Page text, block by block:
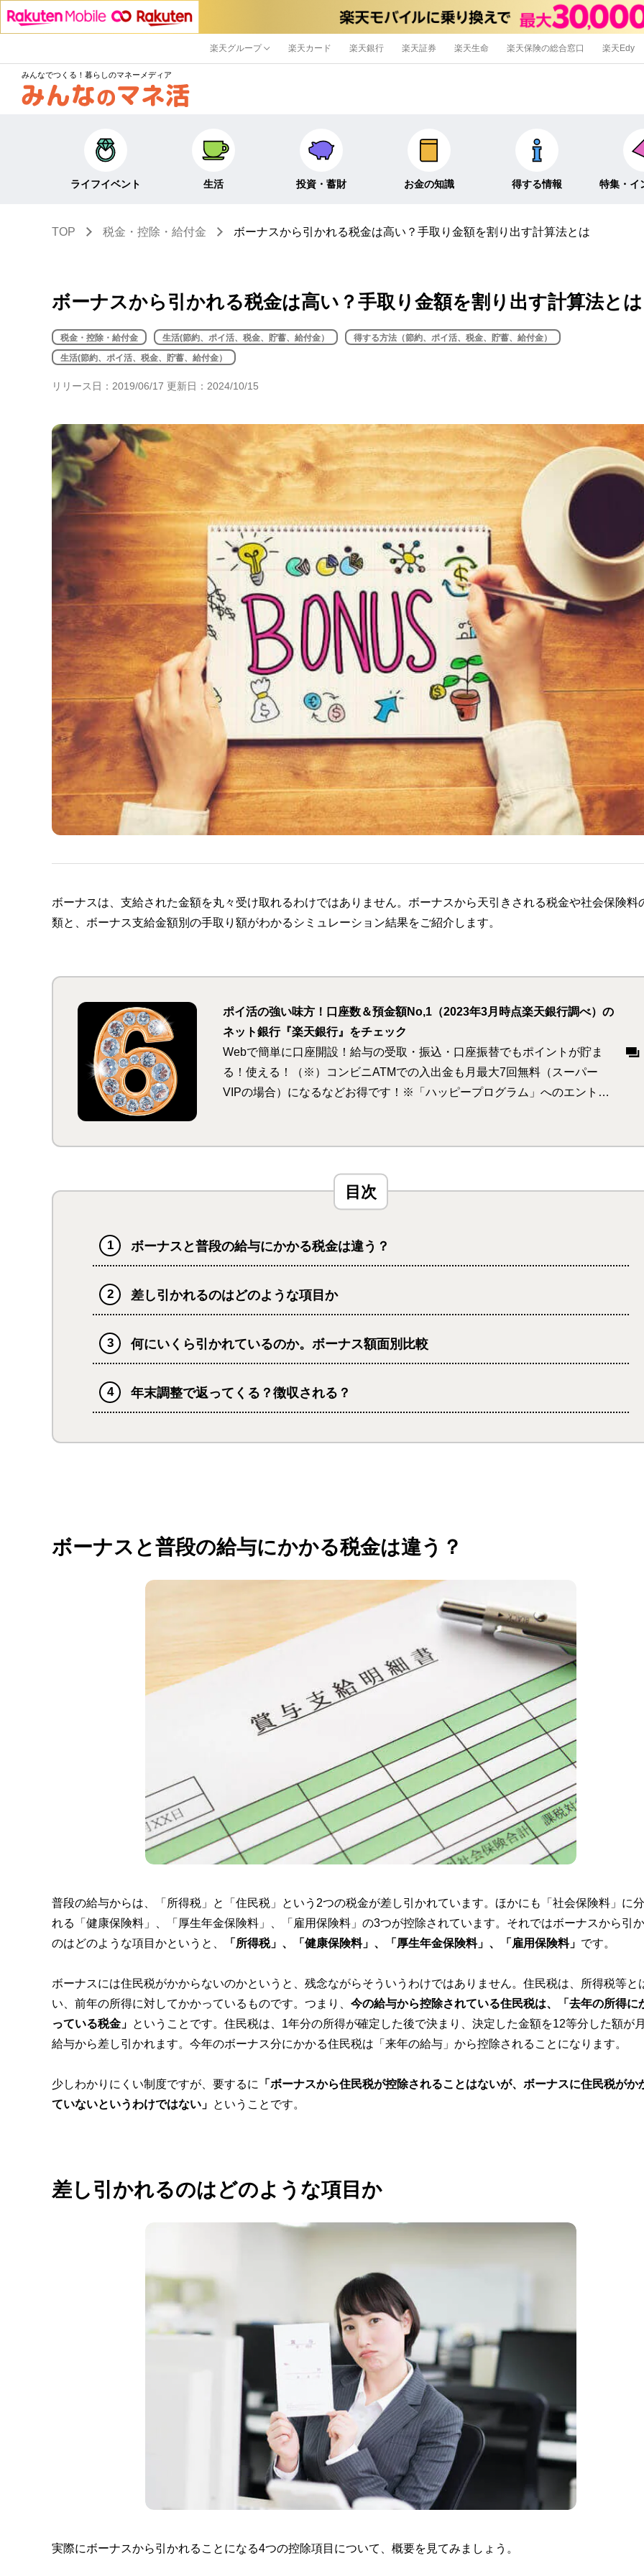
楽天グループ 楽天カード 楽天銀行 楽天証券 楽天生命 楽天保険の総合窓口 楽天Edy
みんなでつくる！暮らしのマネーメディア
ライフイベント
キャリア・働き方
生活・住まい
年金・老後・相続
生活
キャッシュレス
税金・控除・給付金
健康・身体・保険
投資・蓄財
株式・投資信託
NISA
iDeCo・そのほか投資
お金の知識
経済キーワード
得する情報
ポイ活・節約術
特集・イ
TOP 税金・控除・給付金 ボーナスから引かれる税金は高い？手取り金額を割り出す計算法とは
ボーナスから引かれる税金は高い？手取り金額を割り出す計算法とは
税金・控除・給付金 生活(節約、ポイ活、税金、貯蓄、給付金）
得する方法（節約、ポイ活、税金、貯蓄、給付金）
生活(節約、ポイ活、税金、貯蓄、給付金）
リリース日：2019/06/17 更新日：2024/10/15
ボーナスは、支給された金額を丸々受け取れるわけではありません。ボーナスから天引きされる税金や社会保険料
類と、ボーナス支給金額別の手取り額がわかるシミュレーション結果をご紹介します。
ポイ活の強い味方！口座数＆預金額No,1（2023年3月時点楽天銀行調べ）の
ネット銀行『楽天銀行』をチェック
Webで簡単に口座開設！給与の受取・振込・口座振替でもポイントが貯ま
る！使える！（※）コンビニATMでの入出金も月最大7回無料（スーパー
VIPの場合）になるなどお得です！※「ハッピープログラム」へのエントリ
ボーナスと普段の給与にかかる税金は違う？
差し引かれるのはどのような項目か
何にいくら引かれているのか。ボーナス額面別比較
年末調整で返ってくる？徴収される？
ボーナスと普段の給与にかかる税金は違う？
普段の給与からは、「所得税」と「住民税」という2つの税金が差し引かれています。ほかにも「社会保険料」に
れる「健康保険料」、「厚生年金保険料」、「雇用保険料」の3つが控除されています。それではボーナスから引
のはどのような項目かというと、
「所得税」、「健康保険料」、「厚生年金保険料」、「雇用保険料」 です。
ボーナスには住民税がかからないのかというと、残念ながらそういうわけではありません。住民税は、所得税等と
い、前年の所得に対してかかっているものです。つまり、 今の給与から控除されている住民税は、「去年の所得に
っている税金」 ということです。住民税は、1年分の所得が確定した後で決まり、決定した金額を12等分した額が
給与から差し引かれます。今年のボーナス分にかかる住民税は「来年の給与」から控除されることになります。
少しわかりにくい制度ですが、要するに 「ボーナスから住民税が控除されることはないが、ボーナスに住民税がか
ていないというわけではない」 ということです。
差し引かれるのはどのような項目か
実際にボーナスから引かれることになる4つの控除項目について、概要を見てみましょう。